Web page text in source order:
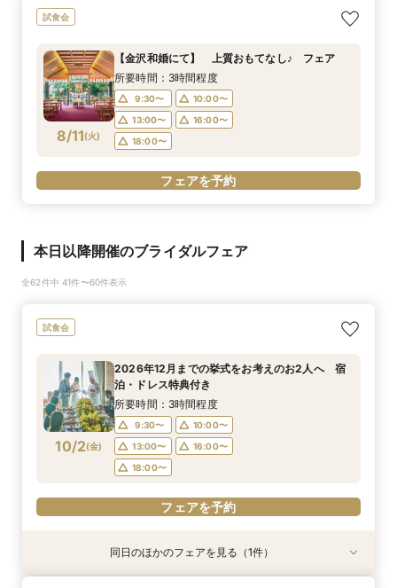
試食会
8/11(火)
【金沢和婚にて】 上質おもてなし♪ フェア
所要時間：3時間程度
9:30〜
10:00〜
13:00〜
16:00〜
18:00〜
フェアを予約
本日以降開催のブライダルフェア
全62件中 41件〜60件表示
試食会
10/2(金)
2026年12月までの挙式をお考えのお2人へ 宿
泊・ドレス特典付き
所要時間：3時間程度
9:30〜
10:00〜
13:00〜
16:00〜
18:00〜
フェアを予約
同日のほかのフェアを見る（1件）